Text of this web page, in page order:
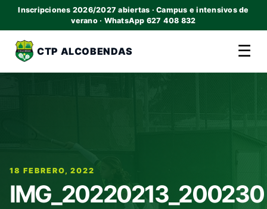
Inscripciones 2026/2027 abiertas · Campus e intensivos de
verano · WhatsApp 627 408 832
CTP ALCOBENDAS ☰
18 FEBRERO, 2022
IMG_20220213_200230